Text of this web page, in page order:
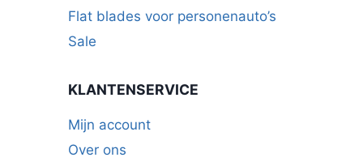
Flat blades voor personenauto’s
Sale
KLANTENSERVICE
Mijn account
Over ons